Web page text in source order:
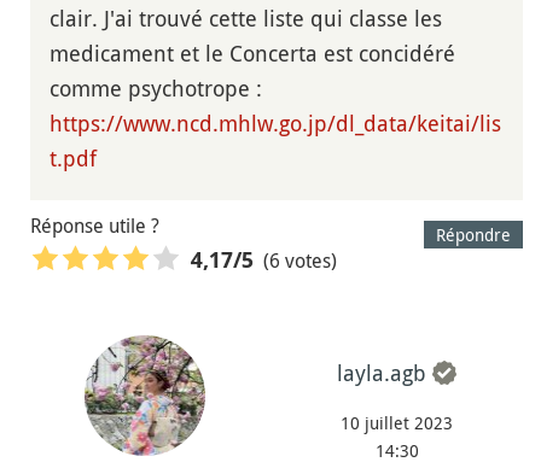
clair. J'ai trouvé cette liste qui classe les
medicament et le Concerta est concidéré
comme psychotrope :
https://www.ncd.mhlw.go.jp/dl_data/keitai/lis
t.pdf
Répondre
Réponse utile ?
4,17/5 (6 votes)
layla.agb
10 juillet 2023
14:30